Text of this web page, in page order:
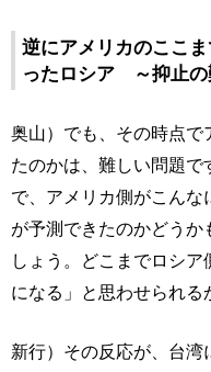
逆にアメリカのここ
ったロシア ～抑止の
奥山）でも、その時点で
たのかは、難しい問題
で、アメリカ側がこん
が予測できたのかどう
しょう。どこまでロシ
になる」と思わせられる
新行）その反応が、台